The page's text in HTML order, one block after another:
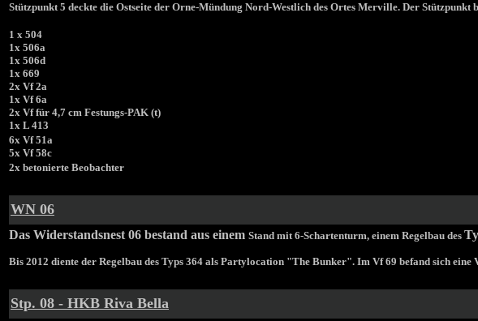
Stützpunkt 5 deckte die Ostseite der Orne-Mündung Nord-Westlich des Ortes Merville. Der
1 x 504
1x 506a
1x 506d
1x 669
2x Vf 2a
1x Vf 6a
2x Vf für 4,7 cm Festungs-PAK (t)
1x L 413
6x Vf 51a
5x Vf 58c
2x betonierte Beobachter
WN 06
Das Widerstandsnest 06 bestand aus einem Stand mit 6-Schartenturm, einem Regelbau des
Bis 2012 diente der Regelbau des Typs 364 als Partylocation "The Bunker". Im Vf 69 befand sich
Stp. 08 - HKB Riva Bella